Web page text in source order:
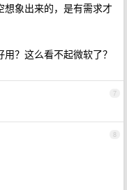
想象出来的，是有需求才
？这么看不起微软了？
7
8